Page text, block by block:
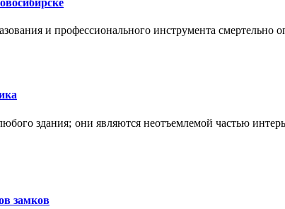
и профессионального инструмента смертельно
здания; они являются неотъемлемой частью
замков